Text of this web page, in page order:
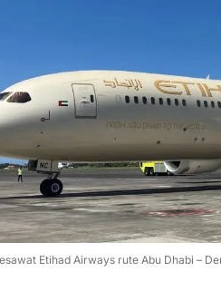
Etihad Airways rute Abu Dhabi –